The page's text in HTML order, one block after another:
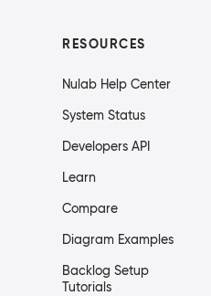
RESOURCES
Nulab Help Center
System Status
Developers API
Learn
Compare
Diagram Examples
Backlog Setup
Tutorials